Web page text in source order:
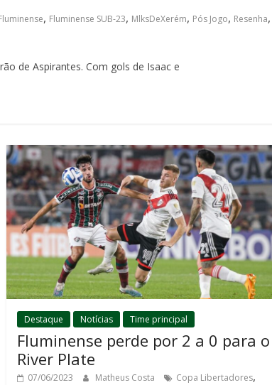
, Fluminense SUB-23, MlksDeXerém, Pós Jogo, Resenha,
de Aspirantes. Com gols de Isaac e
Destaque Notícias Time principal
Fluminense perde por 2 a 0 para o
River Plate
07/06/2023 Matheus Costa Copa Libertadores,